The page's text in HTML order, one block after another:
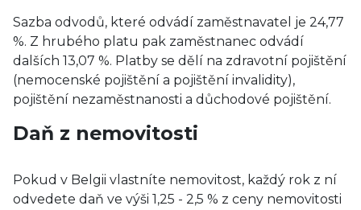
Sazba odvodů, které odvádí zaměstnavatel je 24,77
%. Z hrubého platu pak zaměstnanec odvádí
dalších 13,07 %. Platby se dělí na zdravotní pojištění
(nemocenské pojištění a pojištění invalidity),
pojištění nezaměstnanosti a důchodové pojištění.
Daň z nemovitosti
Pokud v Belgii vlastníte nemovitost, každý rok z ní
odvedete daň ve výši 1,25 - 2,5 % z ceny nemovitosti